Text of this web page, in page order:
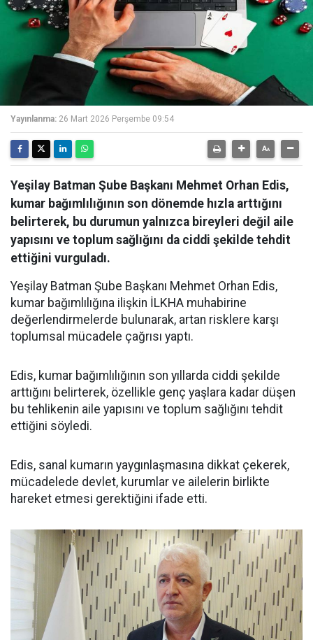
Yayınlanma: 26 Mart 2026 Perşembe 09:54
Yeşilay Batman Şube Başkanı Mehmet Orhan Edis,
kumar bağımlılığının son dönemde hızla arttığını
belirterek, bu durumun yalnızca bireyleri değil aile
yapısını ve toplum sağlığını da ciddi şekilde tehdit
ettiğini vurguladı.
Yeşilay Batman Şube Başkanı Mehmet Orhan Edis,
kumar bağımlılığına ilişkin İLKHA muhabirine
değerlendirmelerde bulunarak, artan risklere karşı
toplumsal mücadele çağrısı yaptı.
Edis, kumar bağımlılığının son yıllarda ciddi şekilde
arttığını belirterek, özellikle genç yaşlara kadar düşen
bu tehlikenin aile yapısını ve toplum sağlığını tehdit
ettiğini söyledi.
Edis, sanal kumarın yaygınlaşmasına dikkat çekerek,
mücadelede devlet, kurumlar ve ailelerin birlikte
hareket etmesi gerektiğini ifade etti.